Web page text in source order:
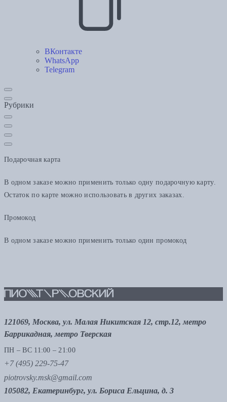
ВКонтакте
WhatsApp
Telegram
Рубрики
Подарочная карта
В одном заказе можно применить только одну подарочную карту.
Остаток по карте можно использовать в других заказах.
Промокод
В одном заказе можно применить только один промокод
121069, Москва, ул. Малая Никитская 12, стр.12, метро
Баррикадная, метро Тверская
ПН – ВС 11:00 – 21:00
+7 (495) 229-75-47
piotrovsky.msk@gmail.com
105082, Екатеринбург, ул. Бориса Ельцина, д. 3